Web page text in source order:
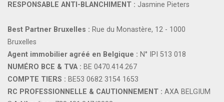
RESPONSABLE ANTI-BLANCHIMENT : Jasmine Pieters
Best Partner Bruxelles : Rue du Monastère, 12 - 1000
Bruxelles
Agent immobilier agréé en Belgique : N° IPI 513 018
NUMÉRO BCE & TVA : BE 0470.414.267
COMPTE TIERS : BE53 0682 3154 1653
RC PROFESSIONNELLE & CAUTIONNEMENT : AXA BELGIUM